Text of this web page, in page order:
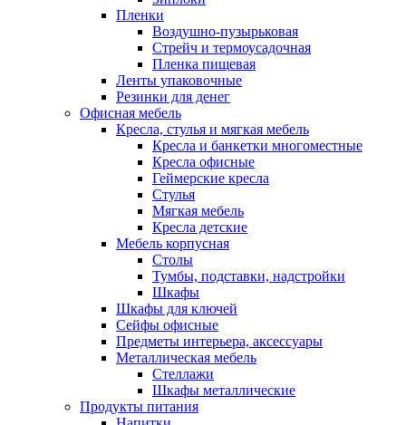
Пленки
Воздушно-пузырьковая
Стрейч и термоусадочная
Пленка пищевая
Ленты упаковочные
Резинки для денег
Офисная мебель
Кресла, стулья и мягкая мебель
Кресла и банкетки многоместные
Кресла офисные
Геймерские кресла
Стулья
Мягкая мебель
Кресла детские
Мебель корпусная
Столы
Тумбы, подставки, надстройки
Шкафы
Шкафы для ключей
Сейфы офисные
Предметы интерьера, аксессуары
Металлическая мебель
Стеллажи
Шкафы металлические
Продукты питания